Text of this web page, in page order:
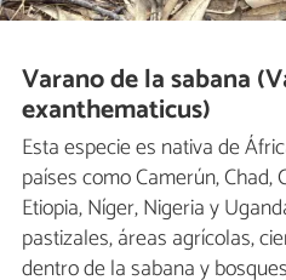
Varano de la sabana
exanthematicus)
Esta especie es nativa de
países como Camerún, Chad,
Etiopia, Níger, Nigeria y
pastizales, áreas agrícolas,
dentro de la sabana y